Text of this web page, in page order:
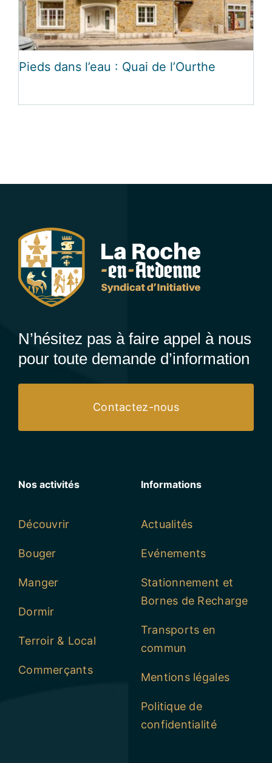
Pieds dans l’eau : Quai de l’Ourthe
N’hésitez pas à faire appel à nous
pour toute demande d’information
Contactez-nous
Nos activités
Découvrir
Bouger
Manger
Dormir
Terroir & Local
Commerçants
Informations
Actualités
Evénements
Stationnement et
Bornes de Recharge
Transports en
commun
Mentions légales
Politique de
confidentialité